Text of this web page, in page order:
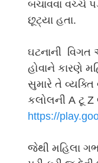
બચાવવા વચ્ચે
છૂટ્યા હતા.
ઘટનાની વિગત
હોવાને કારણે
સુમારે તે
કલોલની A ટૂ
https://
જેથી મહિલા